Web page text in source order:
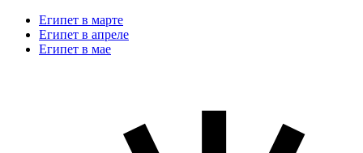
Египет в марте
Египет в апреле
Египет в мае